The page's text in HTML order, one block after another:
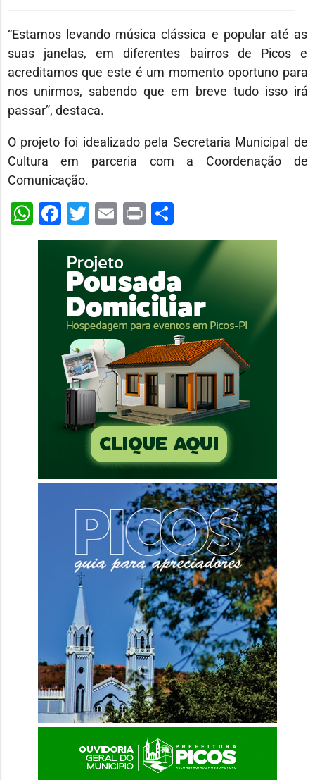
“Estamos levando música clássica e popular até as
suas janelas, em diferentes bairros de Picos e
acreditamos que este é um momento oportuno para
nos unirmos, sabendo que em breve tudo isso irá
passar”, destaca.
O projeto foi idealizado pela Secretaria Municipal de
Cultura em parceria com a Coordenação de
Comunicação.
WhatsApp
Facebook
Twitter
Email
PrintShare